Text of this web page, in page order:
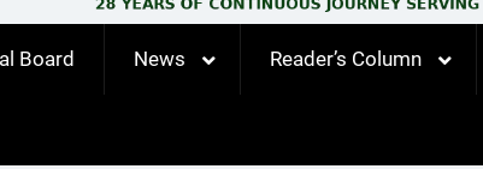
Board News Reader’s Column